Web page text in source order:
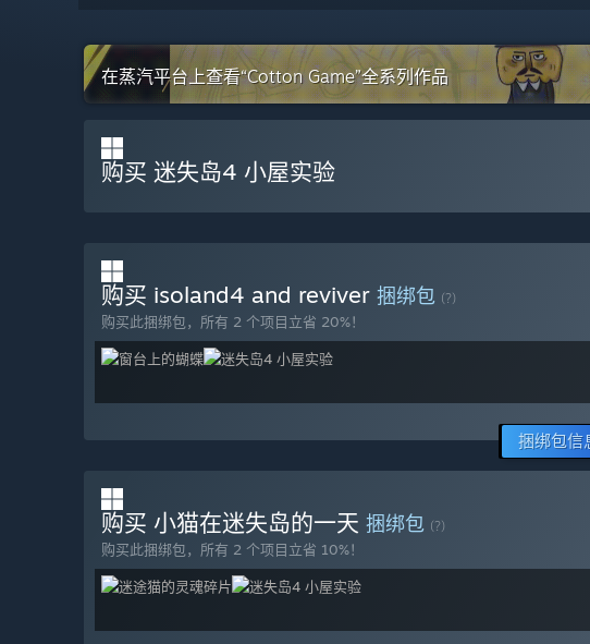
在蒸汽平台上查看“Cotton Game”全系列作品
购买 迷失岛4 小屋实验
购买 isoland4 and reviver 捆绑包 (?)
购买此捆绑包，所有 2 个项目立省 20%！
捆绑包信
购买 小猫在迷失岛的一天 捆绑包 (?)
购买此捆绑包，所有 2 个项目立省 10%！